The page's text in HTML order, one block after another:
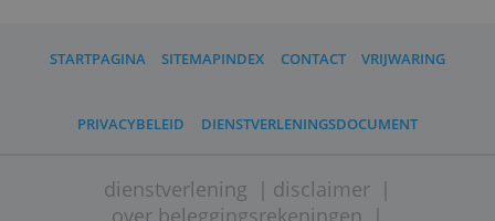
»Vijf manieren om als belegger te